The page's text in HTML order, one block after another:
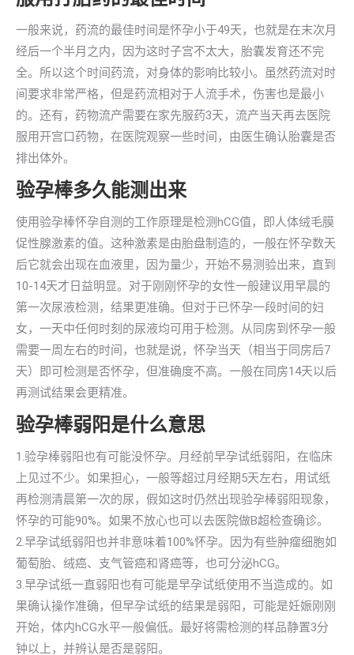
一般来说，药流的最佳时间是怀孕小于49天，也就是在末次月
经后一个半月之内，因为这时子宫不太大，胎囊发育还不完
全。所以这个时间药流，对身体的影响比较小。虽然药流对时
间要求非常严格，但是药流相对于人流手术，伤害也是最小
的。还有，药物流产需要在家先服药3天，流产当天再去医院
服用开宫口药物，在医院观察一些时间，由医生确认胎囊是否
排出体外。
验孕棒多久能测出来
使用验孕棒怀孕自测的工作原理是检测hCG值，即人体绒毛膜
促性腺激素的值。这种激素是由胎盘制造的，一般在怀孕数天
后它就会出现在血液里，因为量少，开始不易测验出来，直到
10-14天才日益明显。对于刚刚怀孕的女性一般建议用早晨的
第一次尿液检测，结果更准确。但对于已怀孕一段时间的妇
女，一天中任何时刻的尿液均可用于检测。从同房到怀孕一般
需要一周左右的时间，也就是说，怀孕当天（相当于同房后7
天）即可检测是否怀孕，但准确度不高。一般在同房14天以后
再测试结果会更精准。
验孕棒弱阳是什么意思
1.验孕棒弱阳也有可能没怀孕。月经前早孕试纸弱阳，在临床
上见过不少。如果担心，一般等超过月经期5天左右，用试纸
再检测清晨第一次的尿，假如这时仍然出现验孕棒弱阳现象，
怀孕的可能90%。如果不放心也可以去医院做B超检查确诊。
2.早孕试纸弱阳也并非意味着100%怀孕。因为有些肿瘤细胞如
葡萄胎、绒癌、支气管癌和肾癌等，也可分泌hCG。
3.早孕试纸一直弱阳也有可能是早孕试纸使用不当造成的。如
果确认操作准确，但早孕试纸的结果是弱阳，可能是妊娠刚刚
开始，体内hCG水平一般偏低。最好将需检测的样品静置3分
钟以上，并辨认是否是弱阳。